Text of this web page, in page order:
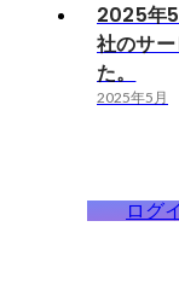
2025年
社のサ
た。
2025年5月
ログ